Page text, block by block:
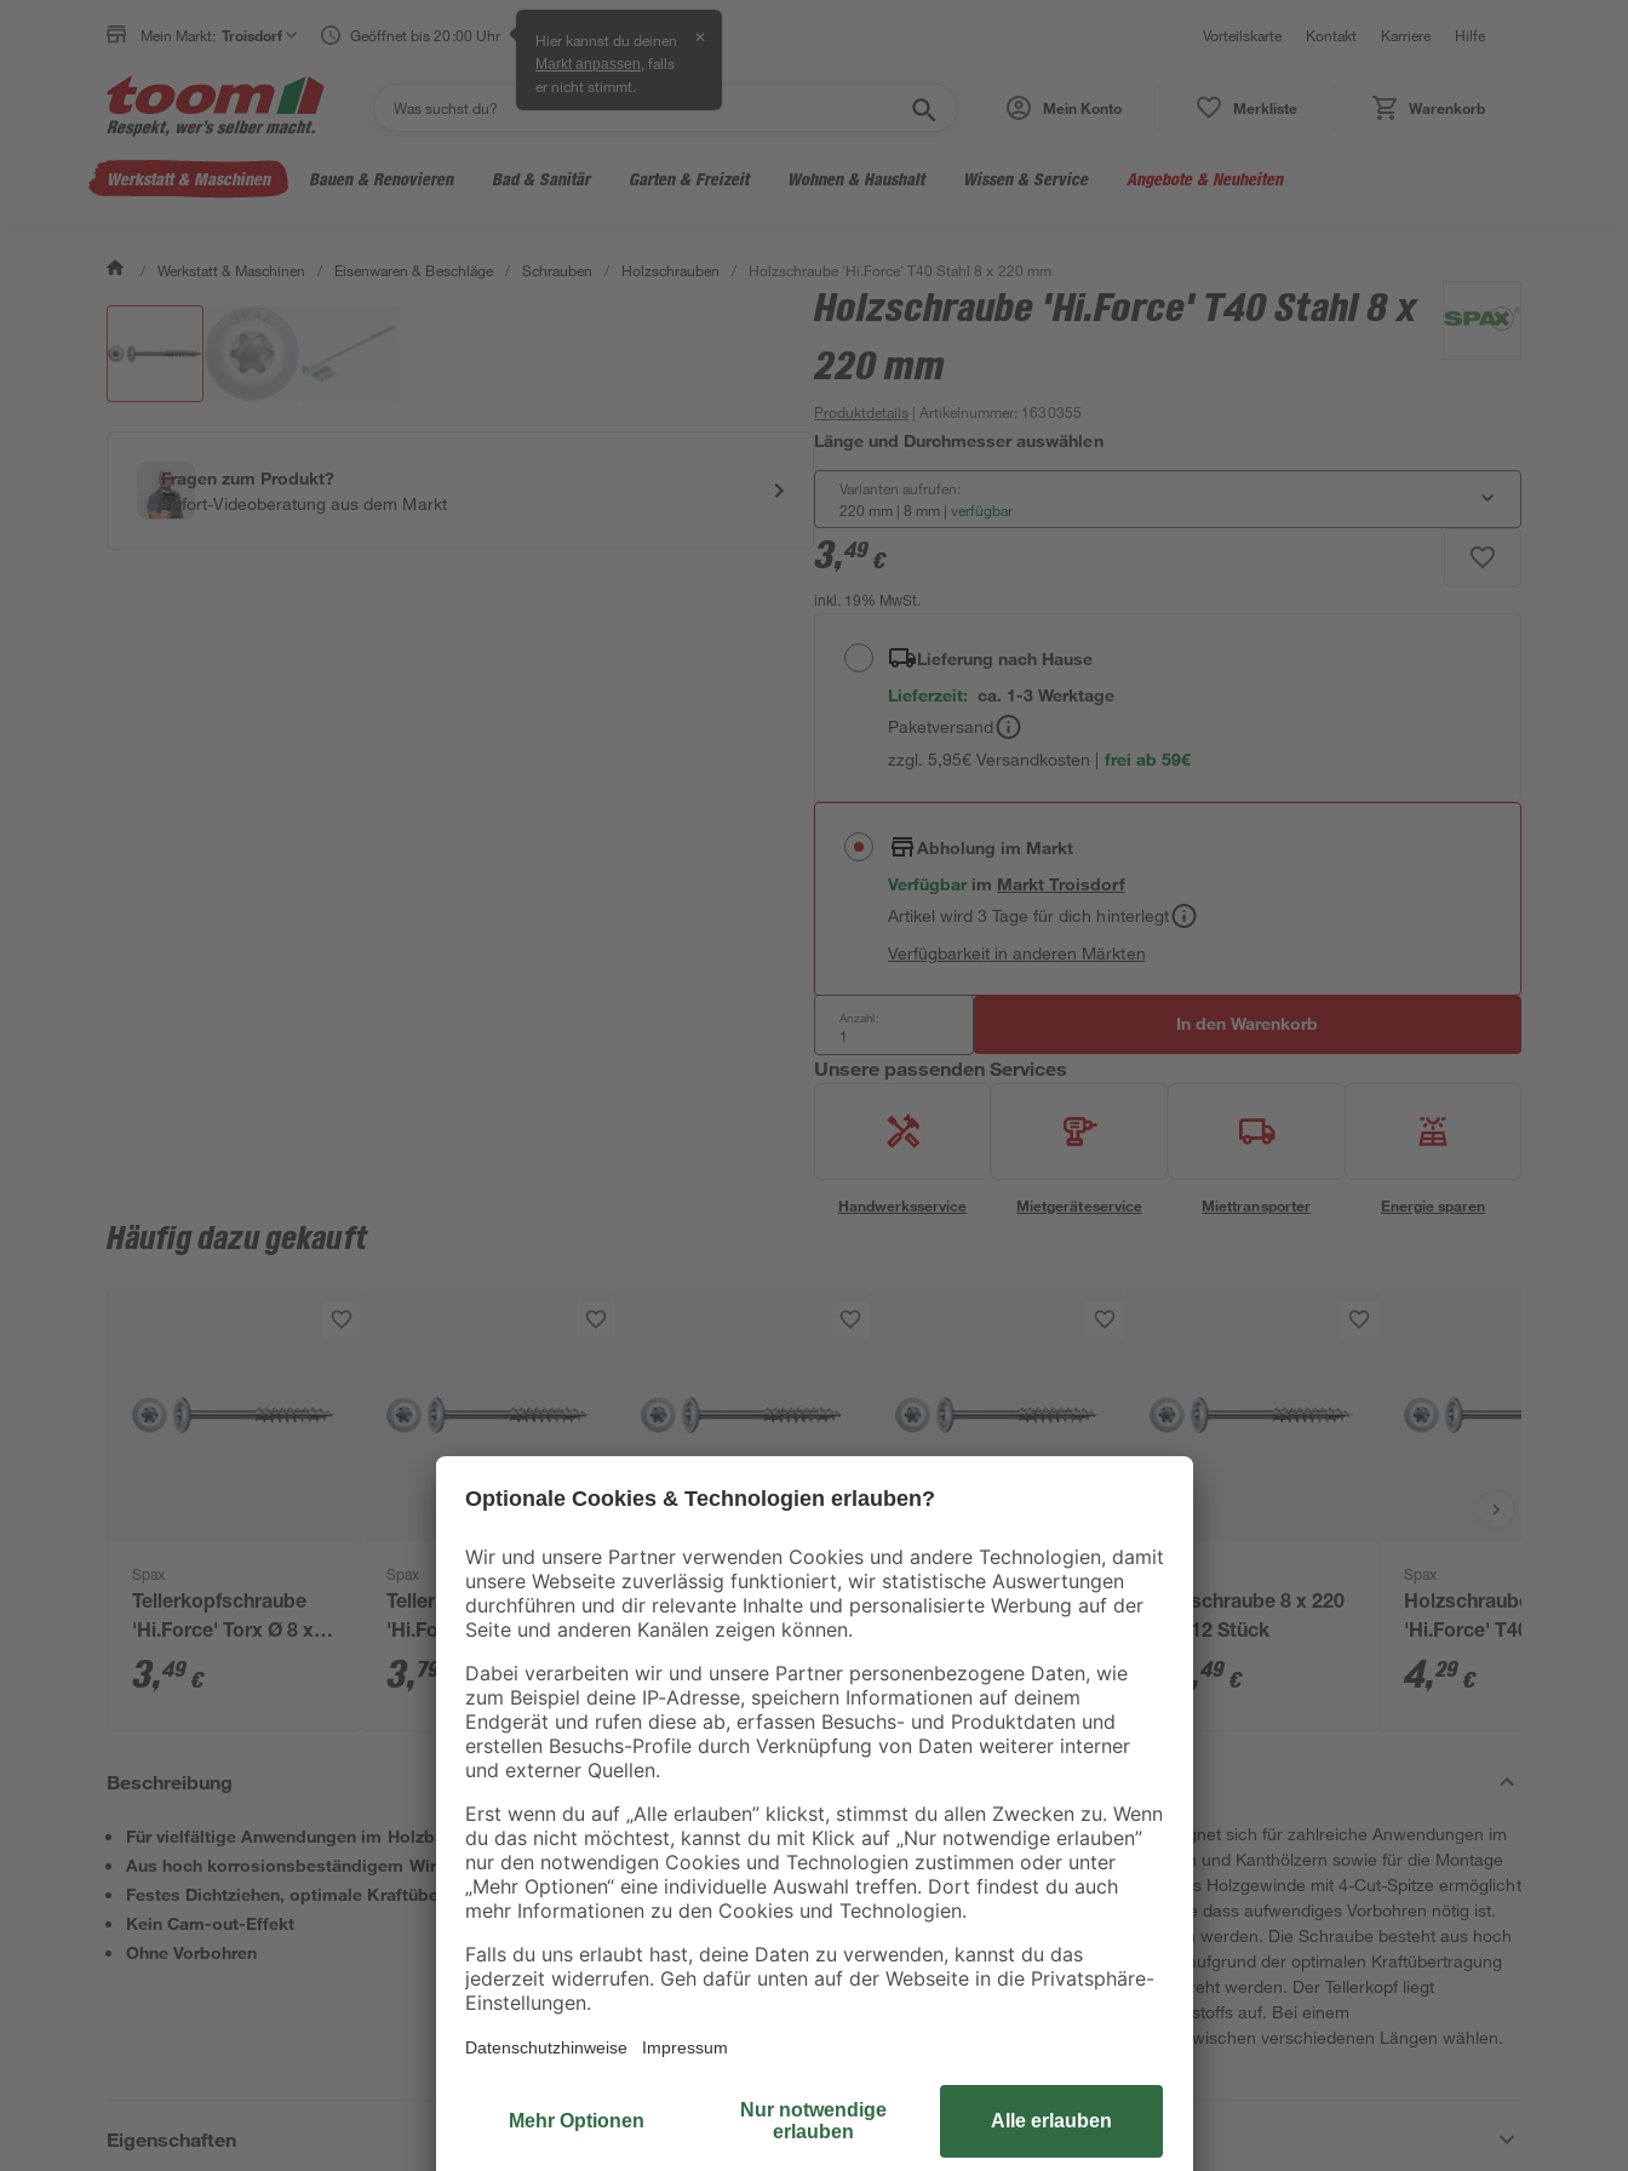
Mein Markt: Troisdorf Geöffnet bis 20:00 Uhr Hier kannst du deinen
Markt anpassen , falls
er nicht stimmt.
✕ Vorteilskarte Kontakt Karriere Hilfe
Mein Konto Merkliste Warenkorb
Werkstatt & Maschinen Bauen & Renovieren Bad & Sanitär Garten & Freizeit Wohnen & Haushalt Wissen & Service Angebote & Neuheiten
/ Werkstatt & Maschinen / Eisenwaren & Beschläge / Schrauben / Holzschrauben / Holzschraube 'Hi.Force' T40 Stahl 8 x 220 mm
Fragen zum Produkt?
Sofort-Videoberatung aus dem Markt
Holzschraube 'Hi.Force' T40 Stahl 8 x
220 mm
Produktdetails | Artikelnummer: 1630355
Länge und Durchmesser auswählen
Varianten aufrufen:
220 mm | 8 mm | verfügbar
3,49 €
inkl. 19% MwSt.
Lieferung nach Hause
Lieferzeit: ca. 1-3 Werktage
Paketversand
zzgl. 5,95€ Versandkosten | frei ab 59€
Abholung im Markt
Verfügbar im MarktTroisdorf
Artikel wird 3 Tage für dich hinterlegt
Verfügbarkeit in anderen Märkten
Anzahl: In den Warenkorb
Unsere passenden Services
Handwerksservice Mietgeräteservice Miettransporter Energie sparen
Häufig dazu gekauft
Spax
Tellerkopfschraube
'Hi.Force' Torx Ø 8 x
200 mm
3,49 €
Spax
Tellerkopfschraube
'Hi.Force' Torx Ø 8 x
240 mm
3,79
Spax
Tellerkopfschraube
'Hi.Force' Ø 8 x 180
mm
2,89€
Spax
Tellerkopfschraube
260 mm
4,79€
Holzschraube 8 x 220
mm 12 Stück
,49 €
Spax
Holzschraube
'Hi.Force' T40 Stahl 8
x 280 mm
4,29 €
Beschreibung
Für vielfältige Anwendungen im Holzbau
Aus hoch korrosionsbeständigem Wirox-Stahl
Festes Dichtziehen, optimale Kraftübertragung
Kein Cam-out-Effekt
Ohne Vorbohren
Die Holzschraube "Hi.Force" der Marke Spax eignet sich für zahlreiche Anwendungen im
Holzbau. Sie kann zur Verschraubung von Latten und Kanthölzern sowie für die Montage
von Tritt- oder Setzstufen verwendet werden. Das Holzgewinde mit 4-Cut-Spitze ermöglicht
in vielen Holzarten ein sauberes Eindrehen, ohne dass aufwendiges Vorbohren nötig ist.
Dank Teilgewinde kann sie sehr dicht angezogen werden. Die Schraube besteht aus hoch
korrosionsbeständigem WIROX-Stahl. Sie kann aufgrund der optimalen Kraftübertragung
sauber und präzise ohne Cam-out-Effekt eingedreht werden. Der Tellerkopf liegt
anschließend flach auf der Oberfläche des Werkstoffs auf. Bei einem
Schraubendurchmesser von 8 mm können Sie zwischen verschiedenen Längen wählen.
Eigenschaften